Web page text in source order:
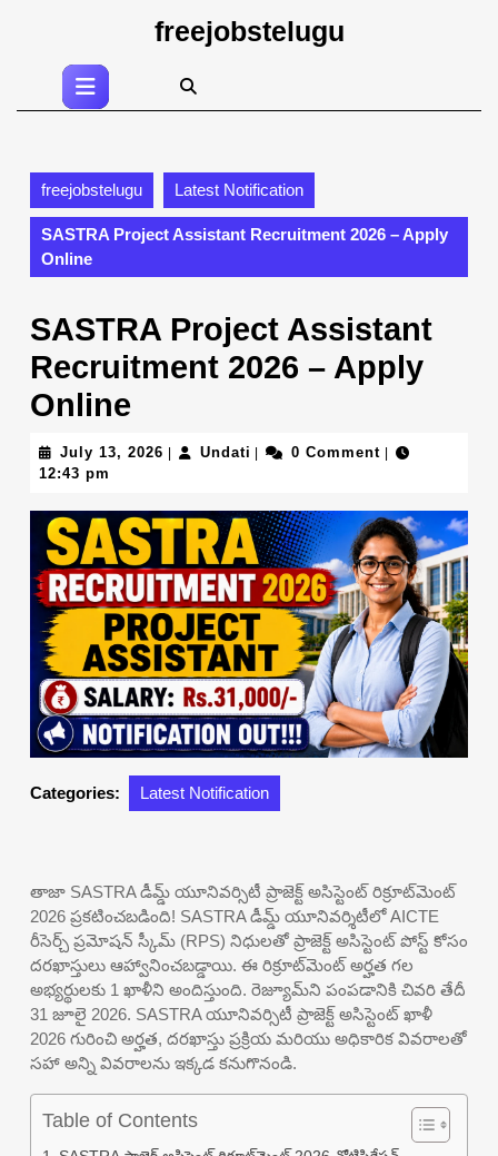
to
freejobstelugu
Open
Button
freejobstelugu Latest Notification
SASTRA Project Assistant Recruitment 2026 – Apply
Online
SASTRA Project Assistant
Recruitment 2026 – Apply
Online
July 13, 2026 July Undati Undati0 Comment
12:43 pm
Categories: Latest Notification
తాజా SASTRA డీమ్డ్ యూనివర్సిటీ ప్రాజెక్ట్ అసిస్టెంట్ రిక్రూట్‌మెంట్
2026 ప్రకటించబడింది! SASTRA డీమ్డ్ యూనివర్శిటీలో AICTE
రీసెర్చ్ ప్రమోషన్ స్కీమ్ (RPS) నిధులతో ప్రాజెక్ట్ అసిస్టెంట్ పోస్ట్ కోసం
దరఖాస్తులు ఆహ్వానించబడ్డాయి. ఈ రిక్రూట్‌మెంట్ అర్హత గల
అభ్యర్థులకు 1 ఖాళీని అందిస్తుంది. రెజ్యూమ్‌ని పంపడానికి చివరి తేదీ
31 జూలై 2026. SASTRA యూనివర్సిటీ ప్రాజెక్ట్ అసిస్టెంట్ ఖాళీ
2026 గురించి అర్హత, దరఖాస్తు ప్రక్రియ మరియు అధికారిక వివరాలతో
సహా అన్ని వివరాలను ఇక్కడ కనుగొనండి.
Table of Contents